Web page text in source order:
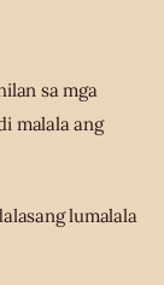
sa mga
malala ang
lumalala